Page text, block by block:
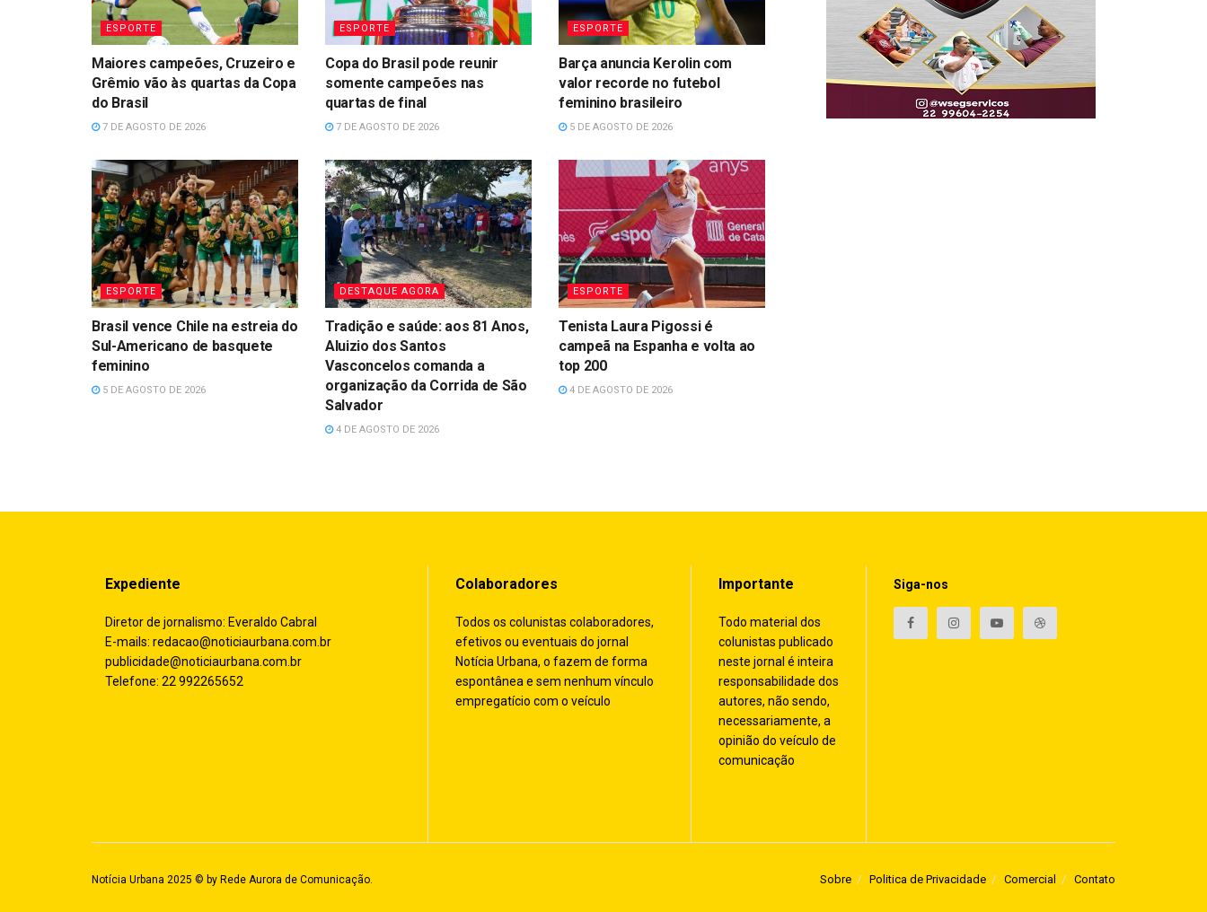
ESPORTE
Maiores campeões, Cruzeiro e
Grêmio vão às quartas da Copa
do Brasil
7 DE AGOSTO DE 2026
ESPORTE
Copa do Brasil pode reunir
somente campeões nas
quartas de final
7 DE AGOSTO DE 2026
ESPORTE
Barça anuncia Kerolin com
valor recorde no futebol
feminino brasileiro
5 DE AGOSTO DE 2026
ESPORTE
Brasil vence Chile na estreia do
Sul-Americano de basquete
feminino
5 DE AGOSTO DE 2026
DESTAQUE AGORA
Tradição e saúde: aos 81 Anos,
Aluizio dos Santos
Vasconcelos comanda a
organização da Corrida de São
Salvador
4 DE AGOSTO DE 2026
ESPORTE
Tenista Laura Pigossi é
campeã na Espanha e volta ao
top 200
4 DE AGOSTO DE 2026
Expediente
Diretor de jornalismo: Everaldo Cabral
E-mails: redacao@noticiaurbana.com.br
publicidade@noticiaurbana.com.br
Telefone: 22 992265652
Colaboradores
Todos os colunistas colaboradores,
efetivos ou eventuais do jornal
Notícia Urbana, o fazem de forma
espontânea e sem nenhum vínculo
empregatício com o veículo
Importante
Todo material dos
colunistas publicado
neste jornal é inteira
responsabilidade dos
autores, não sendo,
necessariamente, a
opinião do veículo de
comunicação
Siga-nos
Sobre Politica de Privacidade Comercial Contato
Notícia Urbana 2025 © by Rede Aurora de Comunicação